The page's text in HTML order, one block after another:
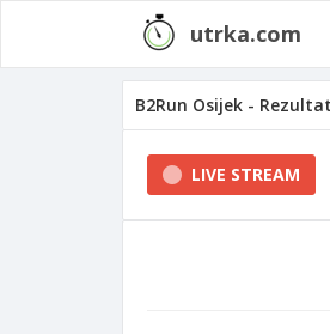
utrka.com
B2Run Osijek -
LIVE STREAM